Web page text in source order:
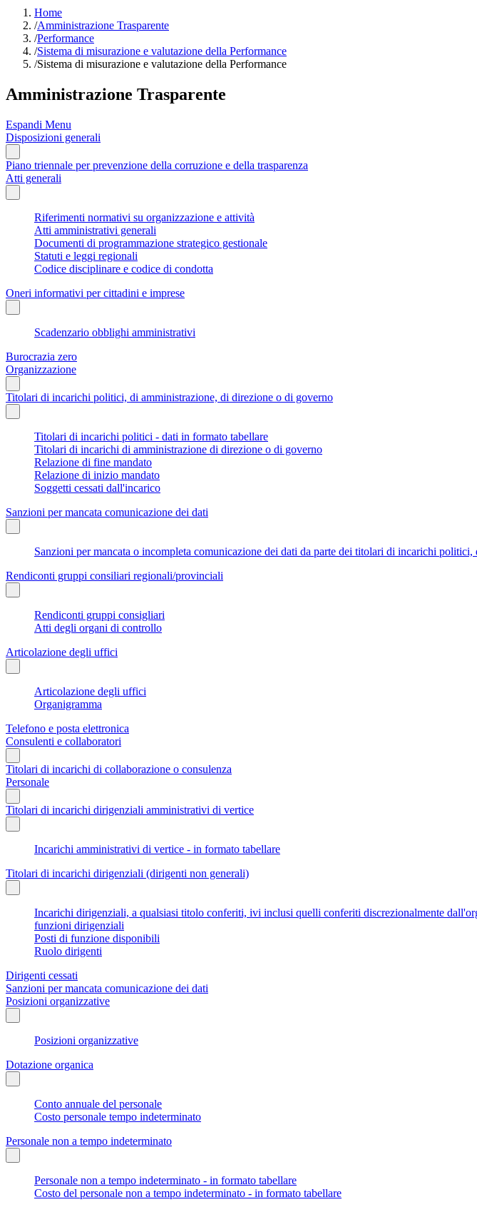
Home
/Amministrazione Trasparente
/Performance
/Sistema di misurazione e valutazione della Performance
/Sistema di misurazione e valutazione della Performance
Amministrazione Trasparente
Espandi Menu
Disposizioni generali
Piano triennale per prevenzione della corruzione e della trasparenza
Atti generali
Riferimenti normativi su organizzazione e attività
Atti amministrativi generali
Documenti di programmazione strategico gestionale
Statuti e leggi regionali
Codice disciplinare e codice di condotta
Oneri informativi per cittadini e imprese
Scadenzario obblighi amministrativi
Burocrazia zero
Organizzazione
Titolari di incarichi politici, di amministrazione, di direzione o di governo
Titolari di incarichi politici - dati in formato tabellare
Titolari di incarichi di amministrazione di direzione o di governo
Relazione di fine mandato
Relazione di inizio mandato
Soggetti cessati dall'incarico
Sanzioni per mancata comunicazione dei dati
Sanzioni per mancata o incompleta comunicazione dei dati da parte dei titolari di incarichi
Rendiconti gruppi consiliari regionali/provinciali
Rendiconti gruppi consigliari
Atti degli organi di controllo
Articolazione degli uffici
Articolazione degli uffici
Organigramma
Telefono e posta elettronica
Consulenti e collaboratori
Titolari di incarichi di collaborazione o consulenza
Personale
Titolari di incarichi dirigenziali amministrativi di vertice
Incarichi amministrativi di vertice - in formato tabellare
Titolari di incarichi dirigenziali (dirigenti non generali)
Incarichi dirigenziali, a qualsiasi titolo conferiti, ivi inclusi quelli conferiti discrezionalmente
funzioni dirigenziali
Posti di funzione disponibili
Ruolo dirigenti
Dirigenti cessati
Sanzioni per mancata comunicazione dei dati
Posizioni organizzative
Posizioni organizzative
Dotazione organica
Conto annuale del personale
Costo personale tempo indeterminato
Personale non a tempo indeterminato
Personale non a tempo indeterminato - in formato tabellare
Costo del personale non a tempo indeterminato - in formato tabellare